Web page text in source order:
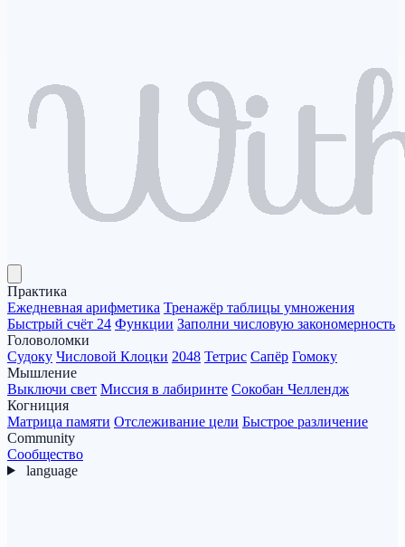
Практика
Ежедневная арифметика Тренажёр таблицы умножения
Быстрый счёт 24 Функции Заполни числовую закономерность
Головоломки
Судоку Числовой Клоцки 2048 Тетрис Сапёр Гомоку
Мышление
Выключи свет Миссия в лабиринте Сокобан Челлендж
Когниция
Матрица памяти Отслеживание цели Быстрое различение
Community
Сообщество
language